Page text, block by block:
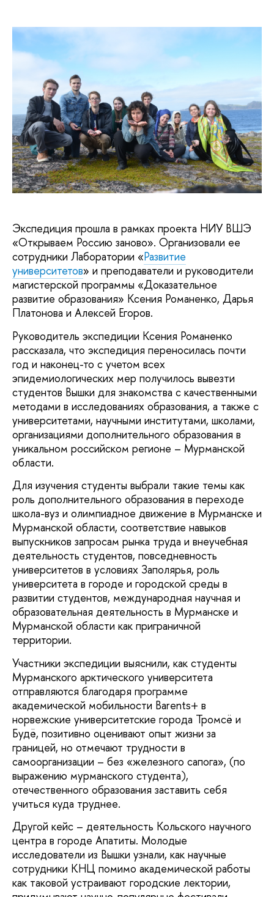
Экспедиция прошла в рамках проекта НИУ ВШЭ
«Открываем Россию заново». Организовали ее
сотрудники Лаборатории «Развитие
университетов» и преподаватели и руководители
магистерской программы «Доказательное
развитие образования» Ксения Романенко, Дарья
Платонова и Алексей Егоров.
Руководитель экспедиции Ксения Романенко
рассказала, что экспедиция переносилась почти
год и наконец-то с учетом всех
эпидемиологических мер получилось вывезти
студентов Вышки для знакомства с качественными
методами в исследованиях образования, а также с
университетами, научными институтами, школами,
организациями дополнительного образования в
уникальном российском регионе – Мурманской
области.
Для изучения студенты выбрали такие темы как
роль дополнительного образования в переходе
школа-вуз и олимпиадное движение в Мурманске и
Мурманской области, соответствие навыков
выпускников запросам рынка труда и внеучебная
деятельность студентов, повседневность
университетов в условиях Заполярья, роль
университета в городе и городской среды в
развитии студентов, международная научная и
образовательная деятельность в Мурманске и
Мурманской области как приграничной
территории.
Участники экспедиции выяснили, как студенты
Мурманского арктического университета
отправляются благодаря программе
академической мобильности Barents+ в
норвежские университетские города Тромсё и
Будё, позитивно оценивают опыт жизни за
границей, но отмечают трудности в
самоорганизации – без «железного сапога», (по
выражению мурманского студента),
отечественного образования заставить себя
учиться куда труднее.
Другой кейс – деятельность Кольского научного
центра в городе Апатиты. Молодые
исследователи из Вышки узнали, как научные
сотрудники КНЦ помимо академической работы
как таковой устраивают городские лектории,